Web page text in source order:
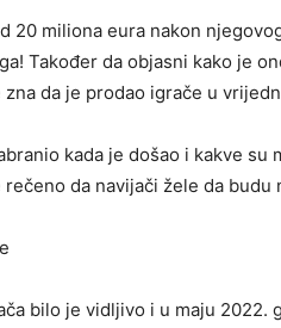
20 miliona eura nakon
Također da objasni kako je
da je prodao igrače u
kada je došao i kakve
da navijači žele da
bilo je vidljivo i u maju 2022.